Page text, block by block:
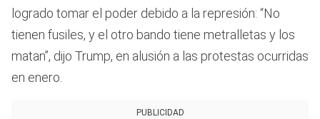
logrado tomar el poder debido a la represión: “No
tienen fusiles, y el otro bando tiene metralletas y los
matan”, dijo Trump, en alusión a las protestas ocurridas
en enero.
PUBLICIDAD